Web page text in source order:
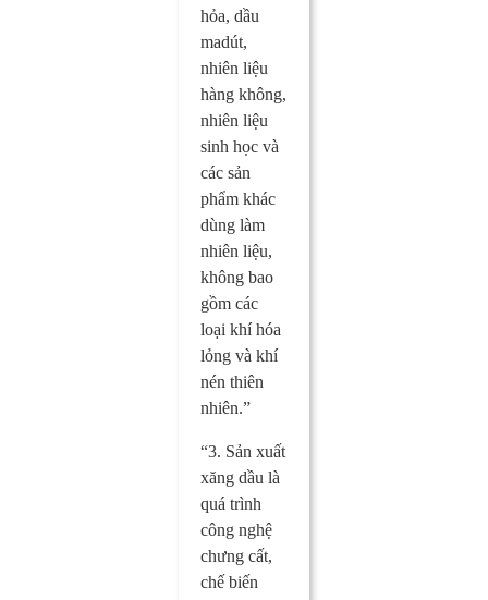
hỏa, dầu
madút,
nhiên liệu
hàng không,
nhiên liệu
sinh học và
các sản
phẩm khác
dùng làm
nhiên liệu,
không bao
gồm các
loại khí hóa
lỏng và khí
nén thiên
nhiên.”
“3. Sản xuất
xăng dầu là
quá trình
công nghệ
chưng cất,
chế biến